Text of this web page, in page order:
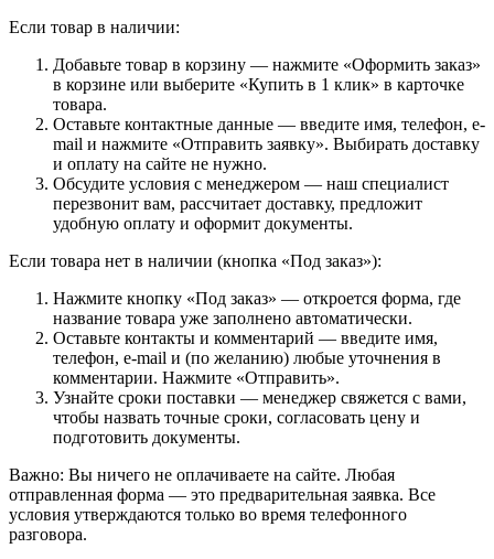
Если товар в наличии:
Добавьте товар в корзину — нажмите «Оформить заказ»
в корзине или выберите «Купить в 1 клик» в карточке
товара.
Оставьте контактные данные — введите имя, телефон, e-
mail и нажмите «Отправить заявку». Выбирать доставку
и оплату на сайте не нужно.
Обсудите условия с менеджером — наш специалист
перезвонит вам, рассчитает доставку, предложит
удобную оплату и оформит документы.
Если товара нет в наличии (кнопка «Под заказ»):
Нажмите кнопку «Под заказ» — откроется форма, где
название товара уже заполнено автоматически.
Оставьте контакты и комментарий — введите имя,
телефон, e-mail и (по желанию) любые уточнения в
комментарии. Нажмите «Отправить».
Узнайте сроки поставки — менеджер свяжется с вами,
чтобы назвать точные сроки, согласовать цену и
подготовить документы.
Важно: Вы ничего не оплачиваете на сайте. Любая
отправленная форма — это предварительная заявка. Все
условия утверждаются только во время телефонного
разговора.